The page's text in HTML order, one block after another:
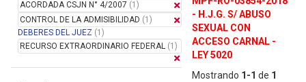
ACORDADA CSJN N° 4/2007 (1)
CONTROL DE LA ADMISIBILIDAD (1)
DEBERES DEL JUEZ (1)
RECURSO EXTRAORDINARIO FEDERAL (1)
- H.J.G. S/ ABUSO
SEXUAL CON
ACCESO CARNAL -
LEY 5020
Mostrando 1-1 de 1